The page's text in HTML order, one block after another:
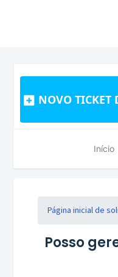
NOVO TICKET
Início
Página inicial de
Posso